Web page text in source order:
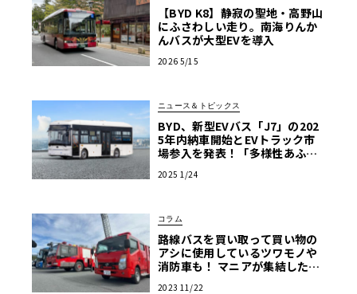
【BYD K8】静寂の聖地・高野山
にふさわしい走り。南海りんか
んバスが大型EVを導入
2026 5/15
ニュース＆トピックス
BYD、新型EVバス「J7」の202
5年内納車開始とEVトラック市
場参入を発表！「多様性あふれ
2025 1/24
コラム
路線バスを買い取って買い物の
アシに使用しているツワモノや
消防車も！ マニアが集結した商
2023 11/22